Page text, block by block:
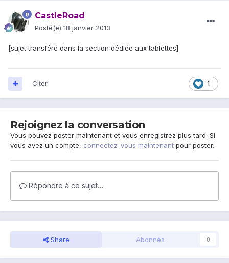
CastleRoad
Posté(e) 18 janvier 2013
[sujet transféré dans la section dédiée aux tablettes]
1
Citer
Rejoignez la conversation
Vous pouvez poster maintenant et vous enregistrez plus tard. Si
vous avez un compte, connectez-vous maintenant pour poster.
Répondre à ce sujet…
Share Abonnés 0